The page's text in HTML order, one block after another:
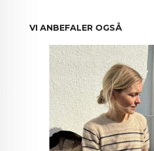
VI ANBEFALER OGSÅ